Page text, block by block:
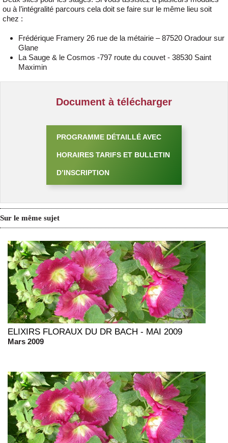
ou à l’intégralité parcours cela doit se faire sur le même lieu soit
chez :
Frédérique Framery 26 rue de la métairie – 87520 Oradour sur
Glane
La Sauge & le Cosmos -797 route du couvet - 38530 Saint
Maximin
Document à télécharger
PROGRAMME DÉTAILLÉ AVEC
HORAIRES TARIFS ET BULLETIN
D’INSCRIPTION
Sur le même sujet
ELIXIRS FLORAUX DU DR BACH - MAI 2009
Mars 2009